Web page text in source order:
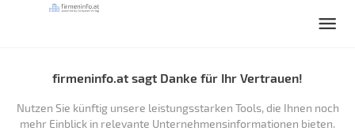
firmeninfo.at sagt Danke für Ihr Vertrauen!
Nutzen Sie künftig unsere leistungsstarken Tools, die Ihnen noch
mehr Einblick in relevante Unternehmensinformationen bieten.